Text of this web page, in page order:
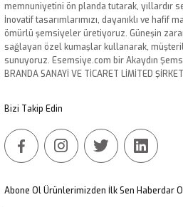
memnuniyetini ön planda tutarak, yıllardır
İnovatif tasarımlarımızı, dayanıklı ve
ömürlü şemsiyeler üretiyoruz. Güneşin
sağlayan özel kumaşlar kullanarak,
sunuyoruz. Esemsiye.com bir Akaydın
BRANDA SANAYİ VE TİCARET LİMİTED
Bizi Takip Edin
Abone Ol Ürünlerimizden İlk Sen Haberdar